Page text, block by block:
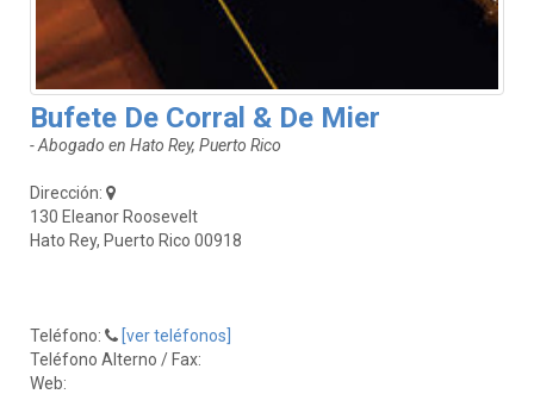
Bufete De Corral & De Mier
- Abogado en Hato Rey, Puerto Rico
Dirección:
130 Eleanor Roosevelt
Hato Rey, Puerto Rico 00918
Teléfono:
[ver teléfonos]
Teléfono Alterno / Fax:
Web: